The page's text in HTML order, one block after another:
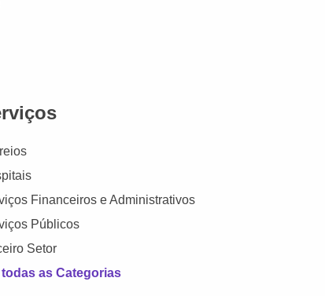
Financeiros e Administrativos
Públicos
Setor
todas as Categorias